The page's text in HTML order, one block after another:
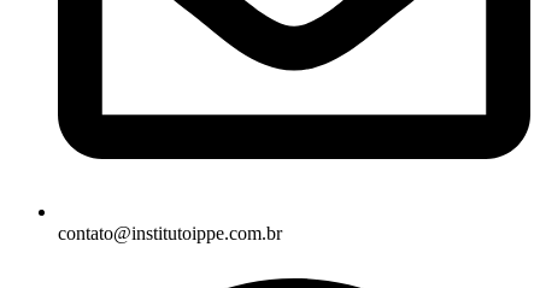
contato@institutoippe.com.br